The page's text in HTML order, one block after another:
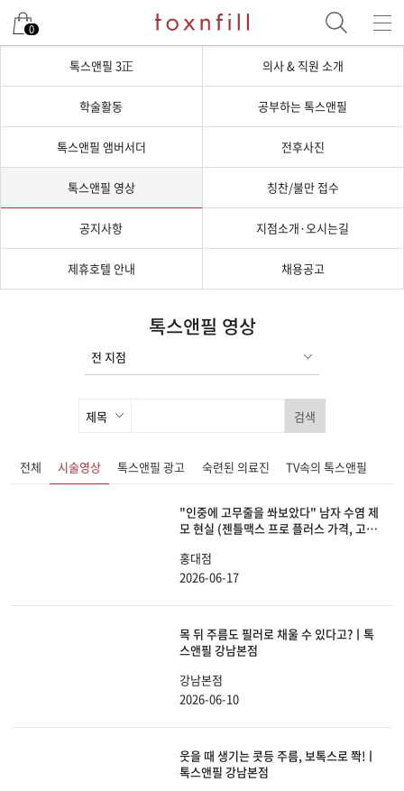
0
톡스앤필 3正 의사 & 직원 소개
학술활동 공부하는 톡스앤필
톡스앤필 앰버서더 전후사진
톡스앤필 영상 칭찬/불만 접수
공지사항 지점소개·오시는길
제휴호텔 안내 채용공고
톡스앤필 영상
검색
전체 시술영상 톡스앤필 광고 숙련된 의료진 TV속의 톡스앤필
"인중에 고무줄을 쏴보았다" 남자 수염 제
모 현실 (젠틀맥스 프로 플러스 가격, 고통,
홍대점
2026-06-17
목 뒤 주름도 필러로 채울 수 있다고?ㅣ톡
스앤필 강남본점
강남본점
2026-06-10
웃을 때 생기는 콧등 주름, 보톡스로 쫙!ㅣ
톡스앤필 강남본점